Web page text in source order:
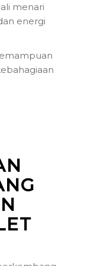
menari
energi